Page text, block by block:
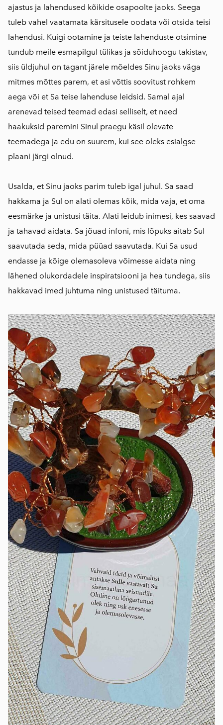
ajastus ja lahendused kõikide osapoolte jaoks. Seega
tuleb vahel vaatamata kärsitusele oodata või otsida teisi
lahendusi. Kuigi ootamine ja teiste lahenduste otsimine
tundub meile esmapilgul tülikas ja sõiduhoogu takistav,
siis üldjuhul on tagant järele mõeldes Sinu jaoks väga
mitmes mõttes parem, et asi võttis soovitust rohkem
aega või et Sa teise lahenduse leidsid. Samal ajal
arenevad teised teemad edasi selliselt, et need
haakuksid paremini Sinul praegu käsil olevate
teemadega ja edu on suurem, kui see oleks esialgse
plaani järgi olnud.
Usalda, et Sinu jaoks parim tuleb igal juhul. Sa saad
hakkama ja Sul on alati olemas kõik, mida vaja, et oma
eesmärke ja unistusi täita. Alati leidub inimesi, kes saavad
ja tahavad aidata. Sa jõuad infoni, mis lõpuks aitab Sul
saavutada seda, mida püüad saavutada. Kui Sa usud
endasse ja kõige olemasoleva võimesse aidata ning
lähened olukordadele inspiratsiooni ja hea tundega, siis
hakkavad imed juhtuma ning unistused täituma.